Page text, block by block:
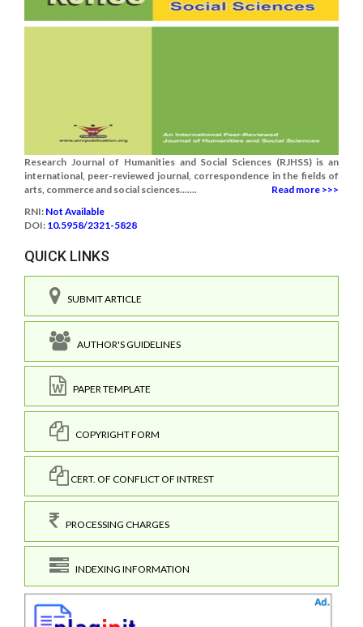
Research Journal of Humanities and Social Sciences (RJHSS) is an
international, peer-reviewed journal, correspondence in the fields of
arts, commerce and social sciences.......
Read more >>>
RNI: Not Available
DOI: 10.5958/2321-5828
QUICK LINKS
SUBMIT ARTICLE
AUTHOR'S GUIDELINES
PAPER TEMPLATE
COPYRIGHT FORM
CERT. OF CONFLICT OF INTREST
PROCESSING CHARGES
INDEXING INFORMATION